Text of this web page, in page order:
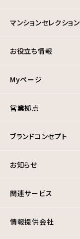
マンションセレクション
お役立ち情報
Myページ
営業拠点
ブランドコンセプト
お知らせ
関連サービス
情報提供会社